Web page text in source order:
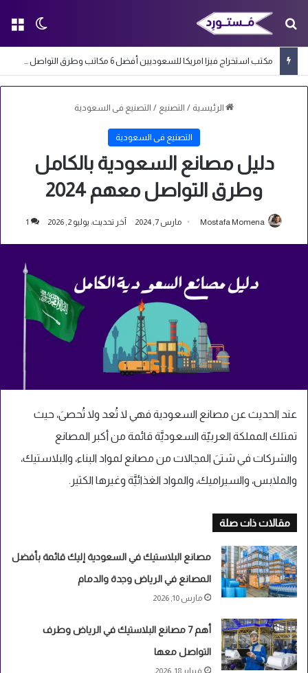
الوضع بحث عن
مكتب استخراج فيزا امريكا للسعوديين أفضل 6 مكاتب وطرق التواصل معها
الرئيسية / التصنيع / التصنيع فى السعودية
التصنيع فى السعودية
دليل مصانع السعودية بالكامل
وطرق التواصل معهم 2024
Mostafa Momena مارس 7, 2024 آخر تحديث: يوليو 2, 2026 1
عند الحديث عن مصانع السعودية فهي لا تُعد ولا تُحصىَ، حيث
تمتلك المملكة العربيّة السعوديَّة قائمة من أكبر المصانع
والشركات في شتىَ المجالات من مصانع لمواد البناء، والبلاستيك،
والملابس، والسيراميك، والمواد الغذائيَّة وغيرها الكثير.
مقالات ذات صلة
مصانع البلاستيك في السعودية إليك قائمة بأفضل
المصانع في الرياض وجدة والدمام
مارس 10, 2026
أهم 7 مصانع البلاستيك في الرياض وطرف
التواصل معها